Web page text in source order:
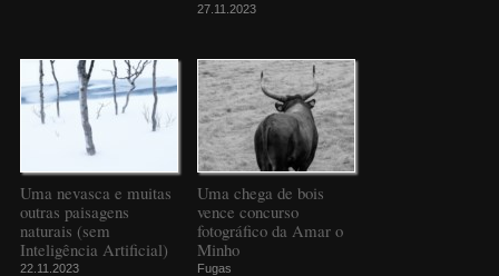
27.11.2023
Uma nevasca e muitas
outras paisagens
naturais (sem
Inteligência Artificial)
22.11.2023
Uma chega de bois
vence concurso
fotográfico da Amar o
Minho
Fugas